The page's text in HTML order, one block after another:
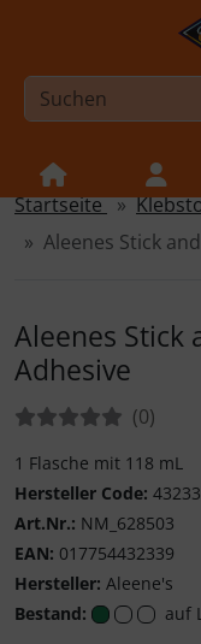
Sprungnavigation
Springe zur
Springe zum
Springe zum
Springe zu den
Startseite
Aleenes Stick
Aleenes Stick
Adhesive
Bewertungen:(0)
1 Flasche mit 118 mL
Hersteller Code: 43233
Art.Nr.: NM_628503
EAN: 017754432339
Hersteller: Aleene's
Bestand:
auf